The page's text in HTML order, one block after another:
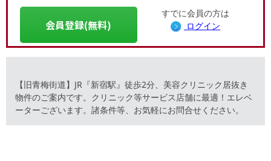
会員登録(無料)
すでに会員の方は
ログイン
【旧青梅街道】JR『新宿駅』徒歩2分、美容クリニック居抜き
物件のご案内です。クリニック等サービス店舗に最適！エレベ
ーターございます。諸条件等、お気軽にお問合せください。